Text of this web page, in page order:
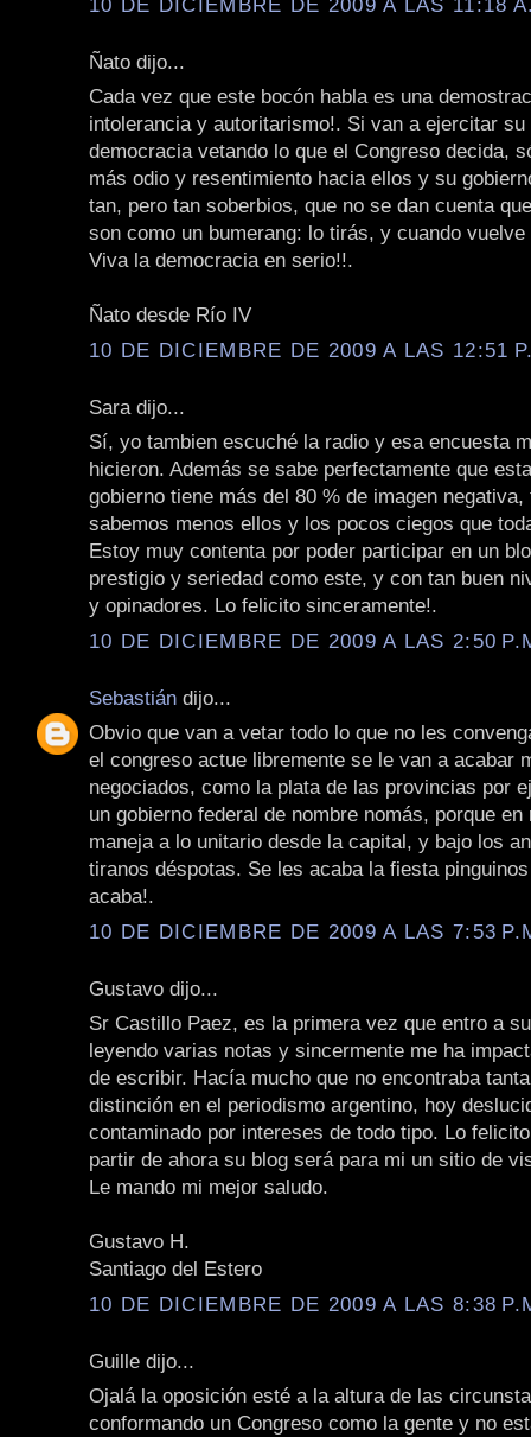
Ñato dijo...
Cada vez que este bocón habla es una
intolerancia y autoritarismo!. Si van a ejercitar su
democracia vetando lo que el Congreso decida,
más odio y resentimiento hacia ellos y su
tan, pero tan soberbios, que no se dan cuenta
son como un bumerang: lo tirás, y cuando
Viva la democracia en serio!!.
Ñato desde Río IV
10 DE DICIEMBRE DE 2009 A LAS 12:51
Sara dijo...
Sí, yo tambien escuché la radio y esa encuesta
hicieron. Además se sabe perfectamente que
gobierno tiene más del 80 % de imagen negativa,
sabemos menos ellos y los pocos ciegos que
Estoy muy contenta por poder participar en un
prestigio y seriedad como este, y con tan buen
y opinadores. Lo felicito sinceramente!.
10 DE DICIEMBRE DE 2009 A LAS 2:50
Sebastián dijo...
Obvio que van a vetar todo lo que no les
el congreso actue libremente se le van a acabar
negociados, como la plata de las provincias por
un gobierno federal de nombre nomás, porque
maneja a lo unitario desde la capital, y bajo los
tiranos déspotas. Se les acaba la fiesta
acaba!.
10 DE DICIEMBRE DE 2009 A LAS 7:53
Gustavo dijo...
Sr Castillo Paez, es la primera vez que entro a
leyendo varias notas y sincermente me ha
de escribir. Hacía mucho que no encontraba
distinción en el periodismo argentino, hoy
contaminado por intereses de todo tipo. Lo
partir de ahora su blog será para mi un sitio de
Le mando mi mejor saludo.
Gustavo H.
Santiago del Estero
10 DE DICIEMBRE DE 2009 A LAS 8:38
Guille dijo...
Ojalá la oposición esté a la altura de las
conformando un Congreso como la gente y no